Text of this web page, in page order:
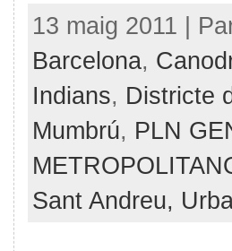
13 maig 2011 |
Barcelona,
Indians, Districte
Mumbrú, PLN
Sant Andreu,